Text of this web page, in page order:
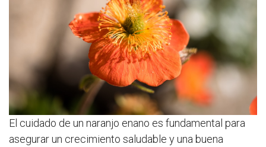
El cuidado de un naranjo enano es fundamental para
asegurar un crecimiento saludable y una buena